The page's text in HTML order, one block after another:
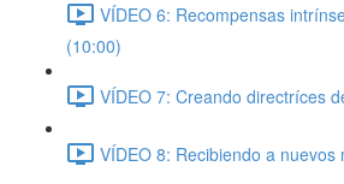
VÍDEO 6: Recompensas
(10:00)
VÍDEO 7: Creando directríces
VÍDEO 8: Recibiendo a nuevos